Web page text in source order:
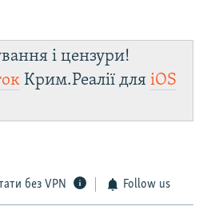
і цензури!
Крим.Реалії для iOS
без VPN Follow us